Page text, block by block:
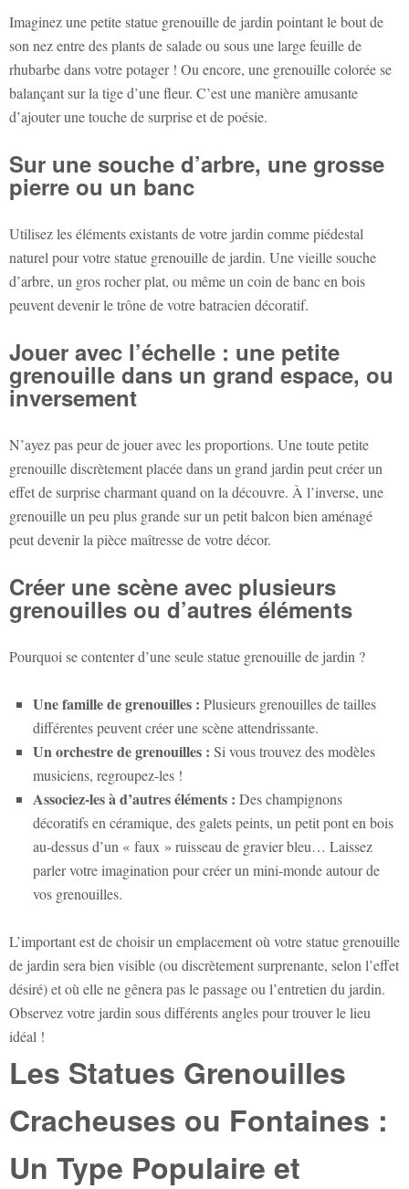
Imaginez une petitestatue grenouille de jardin pointant le bout de
son nez entre des plants de salade ou sous une large feuille de
rhubarbe dans votre potager ! Ou encore, une grenouille colorée se
balançant sur la tige d’une fleur. C’est une manière amusante
d’ajouter une touche de surprise et de poésie.
Sur une souche d’arbre, une grosse
pierre ou un banc
Utilisez les éléments existants de votre jardin comme piédestal
naturel pour votrestatue grenouille de jardin. Une vieille souche
d’arbre, un gros rocher plat, ou même un coin de banc en bois
peuvent devenir le trône de votre batracien décoratif.
Jouer avec l’échelle : une petite
grenouille dans un grand espace, ou
inversement
N’ayez pas peur de jouer avec les proportions. Une toute petite
grenouille discrètement placée dans un grand jardin peut créer un
effet de surprise charmant quand on la découvre. À l’inverse, une
grenouille un peu plus grande sur un petit balcon bien aménagé
peut devenir la pièce maîtresse de votre décor.
Créer une scène avec plusieurs
grenouilles ou d’autres éléments
Pourquoi se contenter d’une seulestatue grenouille de jardin ?
Une famille de grenouilles : Plusieurs grenouilles de tailles
différentes peuvent créer une scène attendrissante.
Un orchestre de grenouilles : Si vous trouvez des modèles
musiciens, regroupez-les !
Associez-les à d’autres éléments : Des champignons
décoratifs en céramique, des galets peints, un petit pont en bois
au-dessus d’un « faux » ruisseau de gravier bleu… Laissez
parler votre imagination pour créer un mini-monde autour de
vos grenouilles.
L’important est de choisir un emplacement où votrestatue grenouille
de jardin sera bien visible (ou discrètement surprenante, selon l’effet
désiré) et où elle ne gênera pas le passage ou l’entretien du jardin.
Observez votre jardin sous différents angles pour trouver le lieu
idéal !
Les Statues Grenouilles
Cracheuses ou Fontaines :
Un Type Populaire et